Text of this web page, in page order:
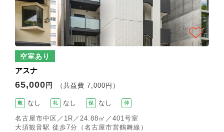
空室あり
アスナ
65,000 円 （共益費 7,000円）
敷 なし 礼 なし 保 なし 仲
名古屋市中区／1R／24.88㎡／401号室
大須観音駅 徒歩7分（名古屋市営鶴舞線）